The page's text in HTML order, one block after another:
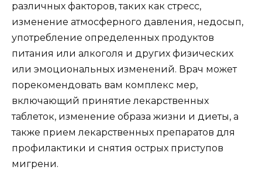
различных факторов, таких как стресс,
изменение атмосферного давления, недосып,
употребление определенных продуктов
питания или алкоголя и других физических
или эмоциональных изменений. Врач может
порекомендовать вам комплекс мер,
включающий принятие лекарственных
таблеток, изменение образа жизни и диеты, а
также прием лекарственных препаратов для
профилактики и снятия острых приступов
мигрени.